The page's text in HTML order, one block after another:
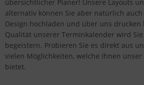
übersichtlicher Planer! Unsere Layouts
alternativ können Sie aber natürlich
Design hochladen und über uns drucken
Qualität unserer Terminkalender wird
begeistern. Probieren Sie es direkt aus
vielen Möglichkeiten, welche Ihnen
bietet.